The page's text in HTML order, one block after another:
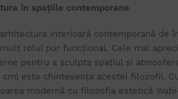
în spațiile contemporane
interioară contemporană de
rolul pur funcțional. Cele mai
pentru a sculpta spațiul și
cm) este chintesența acestei filozofii.
modernă cu filozofia estetică